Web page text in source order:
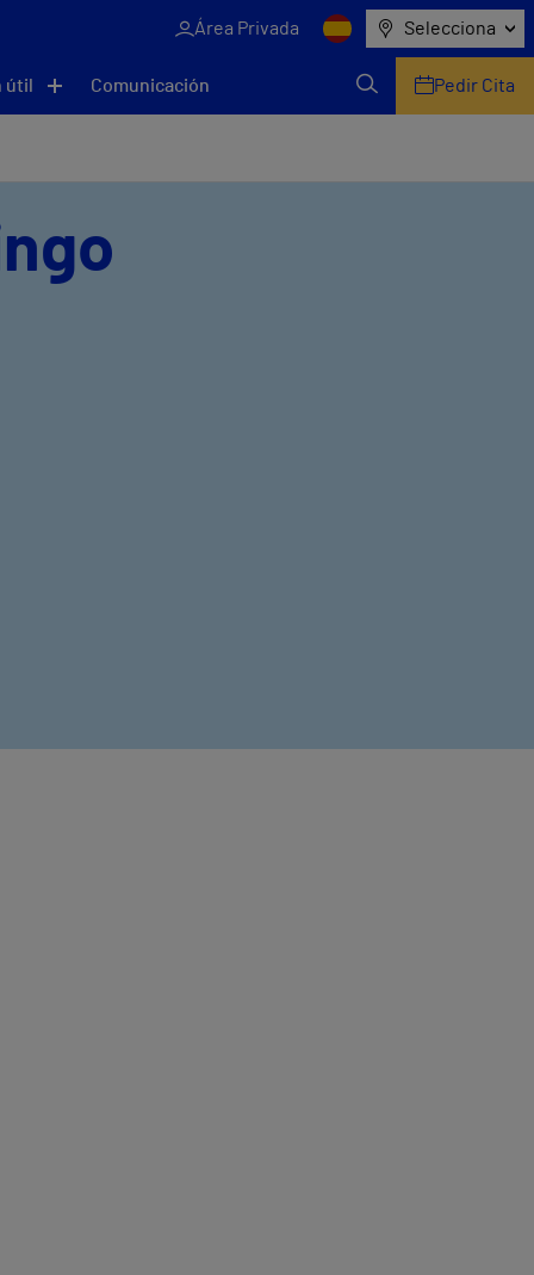
Área Privada Selecciona
útil Comunicación Pedir Cita